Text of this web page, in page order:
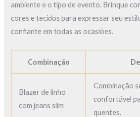
ambiente e o tipo de evento. Brinque
cores e tecidos para expressar seu
confiante em todas as ocasiões.
Combinação
Blazer de linho
com jeans slim
Combinação
confortável
quentes.